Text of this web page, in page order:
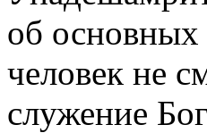
об основных
человек не
служение